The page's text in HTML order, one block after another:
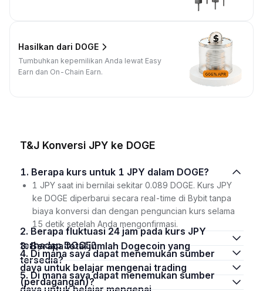
Hasilkan dari DOGE
Tumbuhkan kepemilikan Anda lewat Easy
Earn dan On-Chain Earn.
T&J Konversi JPY ke DOGE
1. Berapa kurs untuk 1 JPY dalam DOGE?
1 JPY saat ini bernilai sekitar 0.089 DOGE. Kurs JPY
ke DOGE diperbarui secara real-time di Bybit tanpa
biaya konversi dan dengan penguncian kurs selama
15 detik setelah Anda mengonfirmasi.
2. Berapa fluktuasi 24 jam pada kurs JPY
terhadap DOGE?
3. Berapa total jumlah Dogecoin yang
tersedia?
4. Di mana saya dapat menemukan sumber
daya untuk belajar mengenai trading
(perdagangan)?
5. Di mana saya dapat menemukan sumber